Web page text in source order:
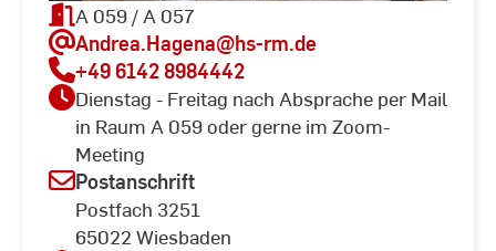
A 059 / A 057
Andrea.Hagena@hs-rm.de
+49 6142 8984442
Dienstag - Freitag nach Absprache per Mail
in Raum A 059 oder gerne im Zoom-
Meeting
Postanschrift
Postfach 3251
65022 Wiesbaden